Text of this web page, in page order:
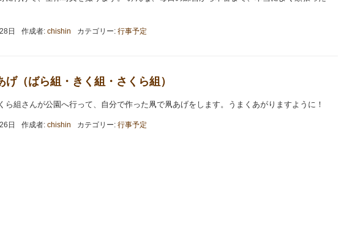
日 作成者: chishin カテゴリー: 行事予定
げ（ばら組・きく組・さくら組）
ら組さんが公園へ行って、自分で作った凧で凧あげをします。うまくあがりますように！
日 作成者: chishin カテゴリー: 行事予定